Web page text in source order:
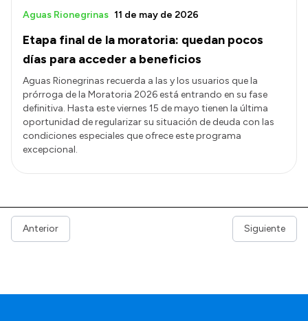
Etapa final de la moratoria: quedan pocos
días para acceder a beneficios
Aguas Rionegrinas 11 de may de 2026
Aguas Rionegrinas recuerda a las y los usuarios que la
prórroga de la Moratoria 2026 está entrando en su fase
definitiva. Hasta este viernes 15 de mayo tienen la última
oportunidad de regularizar su situación de deuda con las
condiciones especiales que ofrece este programa
excepcional.
Anterior Siguiente